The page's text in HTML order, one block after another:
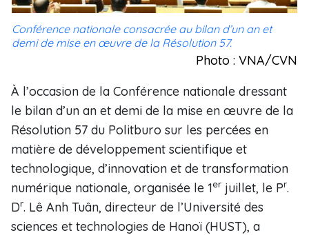
Conférence nationale consacrée au bilan d’un an et
demi de mise en œuvre de la Résolution 57.
Photo : VNA/CVN
À l’occasion de la Conférence nationale dressant
le bilan d’un an et demi de la mise en œuvre de la
Résolution 57 du Politburo sur les percées en
matière de développement scientifique et
technologique, d’innovation et de transformation
numérique nationale, organisée le 1er juillet, le Pr.
Dr. Lê Anh Tuân, directeur de l’Université des
sciences et technologies de Hanoï (HUST), a